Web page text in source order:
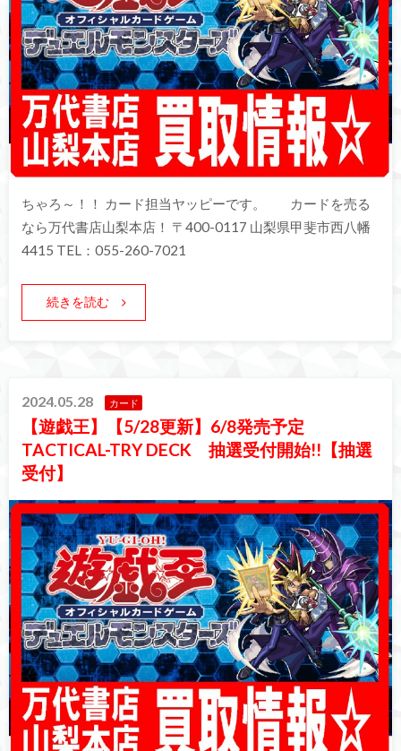
ちゃろ～！！ カード担当ヤッピーです。 カードを売る
なら万代書店山梨本店！ 〒400-0117 山梨県甲斐市西八幡
4415 TEL：055-260-7021
続きを読む
2024.05.28 カード
【遊戯王】【5/28更新】6/8発売予定
TACTICAL-TRY DECK 抽選受付開始!!【抽選
受付】